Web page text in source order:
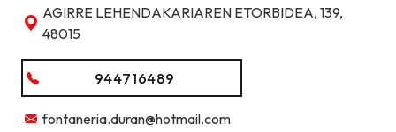
AGIRRE LEHENDAKARIAREN ETORBIDEA, 139,
48015
944716489
fontaneria.duran@hotmail.com